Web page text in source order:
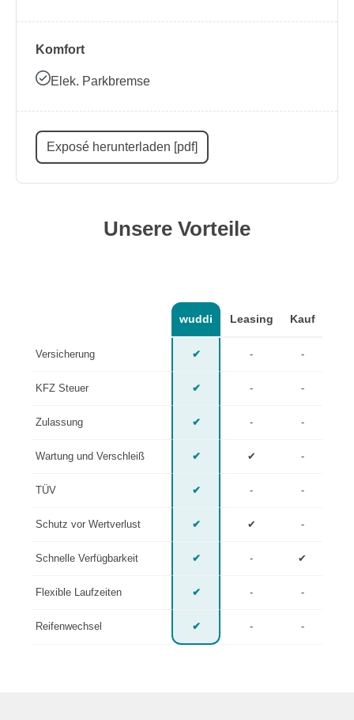
Komfort
Elek. Parkbremse
Exposé herunterladen [pdf]
Unsere Vorteile
wuddi Leasing Kauf
Versicherung ✔ - -
KFZ Steuer ✔ - -
Zulassung ✔ - -
Wartung und Verschleiß ✔ ✔ -
TÜV ✔ - -
Schutz vor Wertverlust ✔ ✔ -
Schnelle Verfügbarkeit ✔ - ✔
Flexible Laufzeiten ✔ - -
Reifenwechsel ✔ - -